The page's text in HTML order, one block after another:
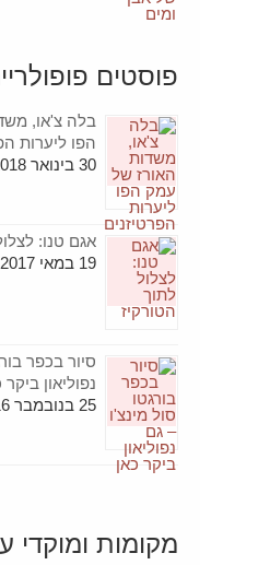
פוסטים
בלה צ'או,
הפו ליערות
30 בינואר 2018
אגם טנו:
19 במאי 2017
סיור בכפר
נפוליאון ביקר
25 בנובמבר 2016
מקומות ומוקדי